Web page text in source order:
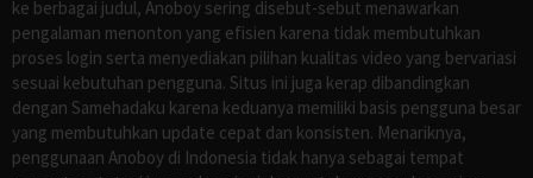
ke berbagai judul, Anoboy sering disebut-sebut menawarkan
pengalaman menonton yang efisien karena tidak membutuhkan
proses login serta menyediakan pilihan kualitas video yang bervariasi
sesuai kebutuhan pengguna. Situs ini juga kerap dibandingkan
dengan Samehadaku karena keduanya memiliki basis pengguna besar
yang membutuhkan update cepat dan konsisten. Menariknya,
penggunaan Anoboy di Indonesia tidak hanya sebagai tempat